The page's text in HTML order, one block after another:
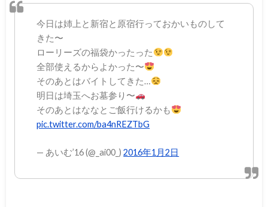
今日は姉上と新宿と原宿行っておかいものして
きた〜
ローリーズの福袋かったった
全部使えるからよかった〜
そのあとはバイトしてきた…
明日は埼玉へお墓参り〜
そのあとはななとご飯行けるかも
pic.twitter.com/ba4nREZTbG
— あいむ’16 (@_ai00_)2016年1月2日